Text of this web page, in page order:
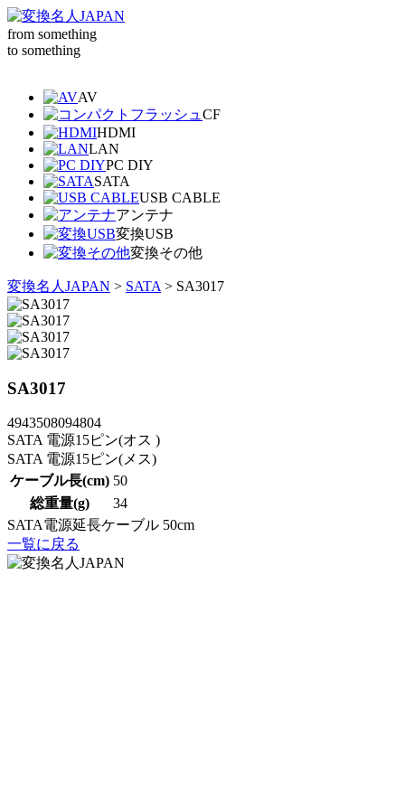
from something
to something
AV
CF
HDMI
LAN
PC DIY
SATA
USB CABLE
アンテナ
変換USB
変換その他
変換名人JAPAN > SATA > SA3017
SA3017
4943508094804
SATA 電源15ピン(オス )
SATA 電源15ピン(メス)
ケーブル長(cm) 50
総重量(g)
34
SATA電源延長ケーブル 50cm
一覧に戻る